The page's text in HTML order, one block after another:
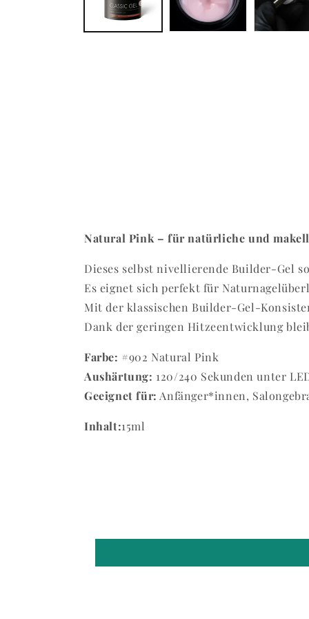
Natural Pink – für natürliche und
Dieses selbst nivellierende Builder-Gel
Es eignet sich perfekt für
Mit der klassischen Builder-Gel-
Dank der geringen Hitzeentwicklung
Farbe: #902 Natural Pink
Aushärtung: 120/240 Sekunden unter
Geeignet für: Anfänger*innen,
Inhalt:15ml